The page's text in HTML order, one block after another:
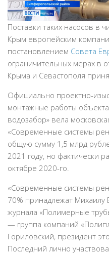
Поставки таких насосов в
Крым европейским
постановлением Совета
ограничительных мерах в
Крыма и Севастополя
Официально проектно-
монтажные работы
водозабор» вела
«Современные системы
общую сумму 1,5 млрд
2021 году, но фактически
октябре 2020-го.
«Современные системы
70% принадлежат
журнала «Полимерные
— группа компаний
Гориловский, президент
Последний лично